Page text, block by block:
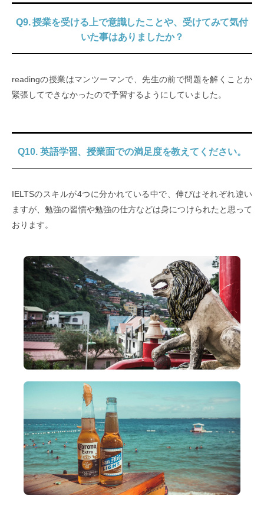
Q9. 授業を受ける上で意識したことや、受けてみて気付
いた事はありましたか？
readingの授業はマンツーマンで、先生の前で問題を解くことか
緊張してできなかったので予習するようにしていました。
Q10. 英語学習、授業面での満足度を教えてください。
IELTSのスキルが4つに分かれている中で、伸びはそれぞれ違い
ますが、勉強の習慣や勉強の仕方などは身につけられたと思って
おります。